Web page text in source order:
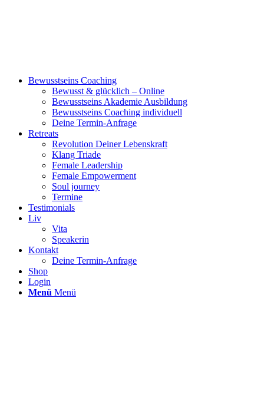
Bewusstseins Coaching
Bewusst & glücklich – Online
Bewusstseins Akademie Ausbildung
Bewusstseins Coaching individuell
Deine Termin-Anfrage
Retreats
Revolution Deiner Lebenskraft
Klang Triade
Female Leadership
Female Empowerment
Soul journey
Termine
Testimonials
Liv
Vita
Speakerin
Kontakt
Deine Termin-Anfrage
Shop
Login
Menü Menü